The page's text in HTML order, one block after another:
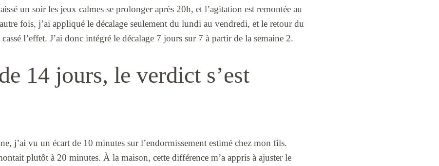
un soir les jeux calmes se prolonger après 20h, et l’agitation est remontée au
fois, j’ai appliqué le décalage seulement du lundi au vendredi, et le retour du
l’effet. J’ai donc intégré le décalage 7 jours sur 7 à partir de la semaine 2.
14 jours, le verdict s’est
j’ai vu un écart de 10 minutes sur l’endormissement estimé chez mon fils.
plutôt à 20 minutes. À la maison, cette différence m’a appris à ajuster le